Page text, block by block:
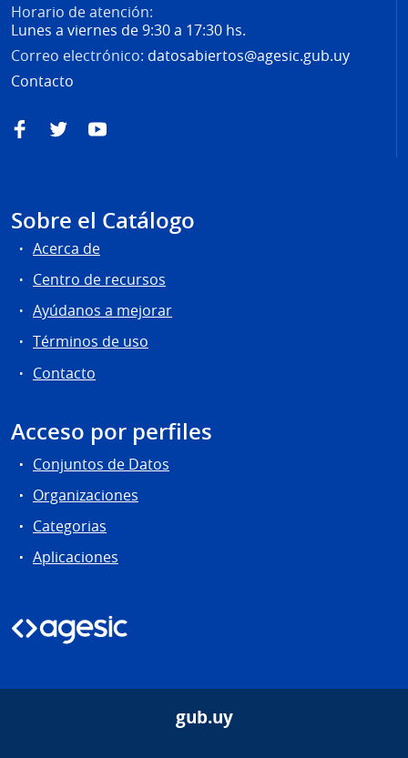
Horario de atención:
Lunes a viernes de 9:30 a 17:30 hs.
Correo electrónico: datosabiertos@agesic.gub.uy
Contacto
FacebookTwitterYouTube
Sobre el Catálogo
Acerca de
Centro de recursos
Ayúdanos a mejorar
Términos de uso
Contacto
Acceso por perfiles
Conjuntos de Datos
Organizaciones
Categorias
Aplicaciones
gub.uy